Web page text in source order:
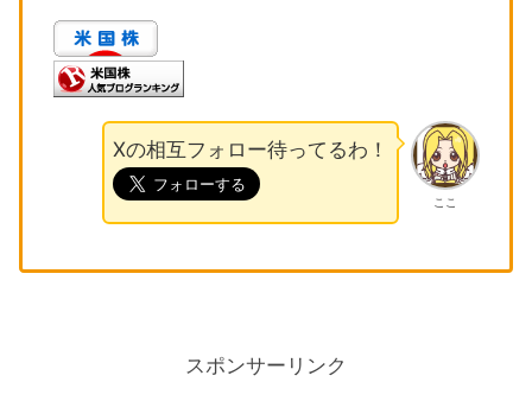
ここ
Xの相互フォロー待ってるわ！
スポンサーリンク